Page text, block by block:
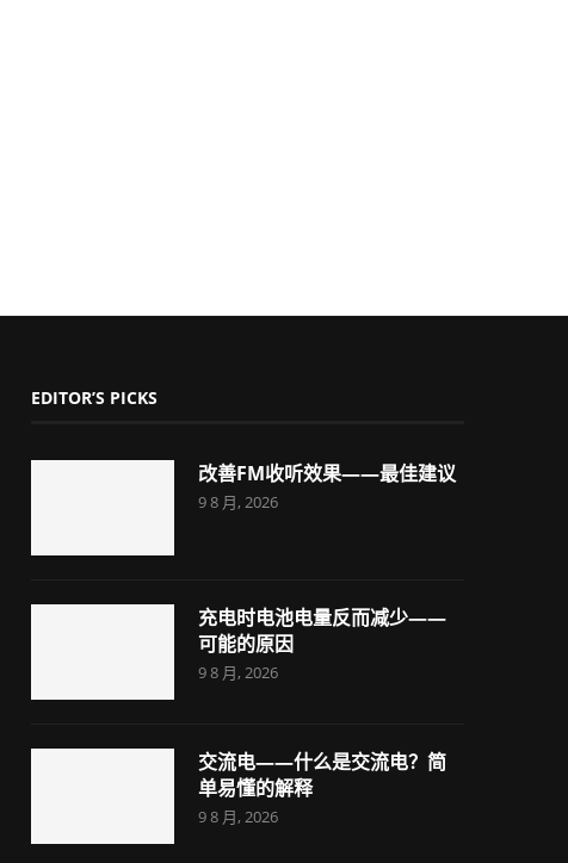
EDITOR’S PICKS
改善FM收听效果——最佳建议
9 8 月, 2026
充电时电池电量反而减少——
可能的原因
9 8 月, 2026
交流电——什么是交流电？简
单易懂的解释
9 8 月, 2026